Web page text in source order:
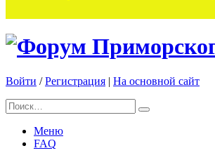
Войти /Регистрация | На основной сайт
Меню
FAQ